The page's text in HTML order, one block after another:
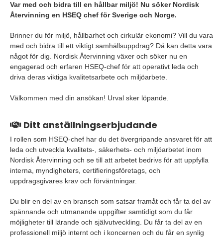
Var med och bidra till en hållbar miljö! Nu söker Nordisk
Återvinning en HSEQ chef för Sverige och Norge.
Brinner du för miljö, hållbarhet och cirkulär ekonomi? Vill du vara
med och bidra till ett viktigt samhällsuppdrag? Då kan detta vara
något för dig. Nordisk Återvinning växer och söker nu en
engagerad och erfaren HSEQ-chef för att operativt leda och
driva deras viktiga kvalitetsarbete och miljöarbete.
Välkommen med din ansökan! Urval sker löpande.
Ditt anställningserbjudande
I rollen som HSEQ-chef har du det övergripande ansvaret för att
leda och utveckla kvalitets-, säkerhets- och miljöarbetet inom
Nordisk Återvinning och se till att arbetet bedrivs för att uppfylla
interna, myndigheters, certifieringsföretags, och
uppdragsgivares krav och förväntningar.
Du blir en del av en bransch som satsar framåt och får ta del av
spännande och utmanande uppgifter samtidigt som du får
möjligheter till lärande och självutveckling. Du får ta del av en
professionell miljö internt och i koncernen och du får en synlig